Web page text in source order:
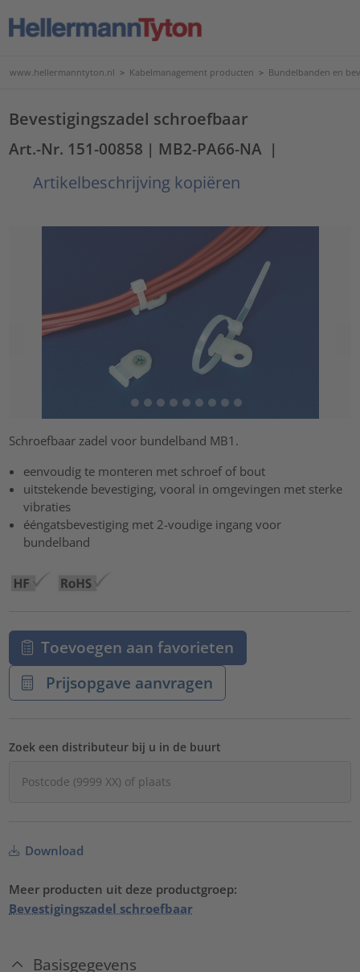
www.hellermanntyton.nl > Kabelmanagement producten > Bundelbanden en
Bevestigingszadel schroefbaar
Art.-Nr. 151-00858 | MB2-PA66-NA |
Artikelbeschrijving kopiëren
Schroefbaar zadel voor bundelband MB1.
eenvoudig te monteren met schroef of bout
uitstekende bevestiging, vooral in omgevingen met sterke
vibraties
ééngatsbevestiging met 2-voudige ingang voor
bundelband
Toevoegen aan favorieten
Prijsopgave aanvragen
Zoek een distributeur bij u in de buurt
Download
Meer producten uit deze productgroep:
Bevestigingszadel schroefbaar
Basisgegevens